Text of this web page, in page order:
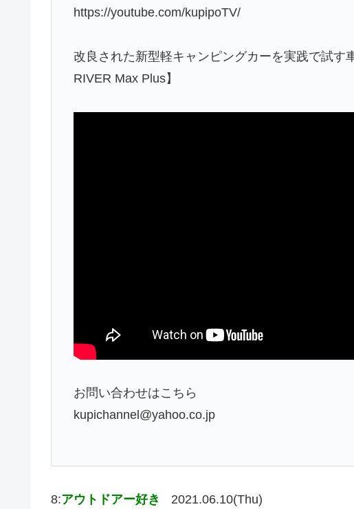
https://youtube.com/kupipoTV/
改良された新型軽キャンピングカーを実践で試す
RIVER Max Plus】
お問い合わせはこちら
kupichannel@yahoo.co.jp
8:アウトドアー好き 2021.06.10(Thu)